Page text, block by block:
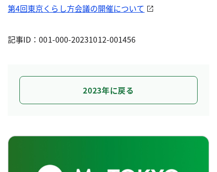
第4回東京くらし方会議の開催について
記事ID：001-000-20231012-001456
2023年に戻る